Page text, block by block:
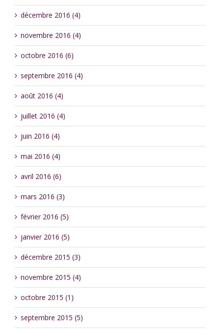
décembre 2016 (4)
novembre 2016 (4)
octobre 2016 (6)
septembre 2016 (4)
août 2016 (4)
juillet 2016 (4)
juin 2016 (4)
mai 2016 (4)
avril 2016 (6)
mars 2016 (3)
février 2016 (5)
janvier 2016 (5)
décembre 2015 (3)
novembre 2015 (4)
octobre 2015 (1)
septembre 2015 (5)